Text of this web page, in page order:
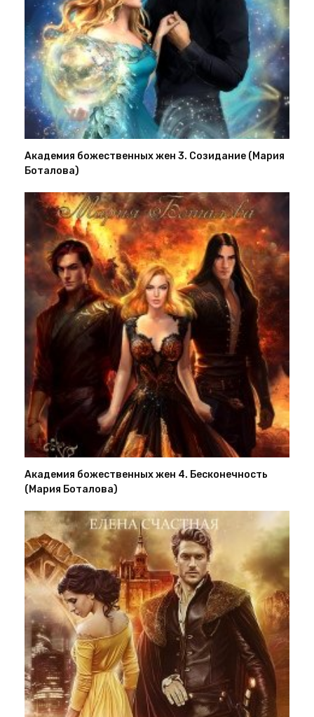
Академия божественных жен 3. Созидание (Мария
Боталова)
Академия божественных жен 4. Бесконечность
(Мария Боталова)